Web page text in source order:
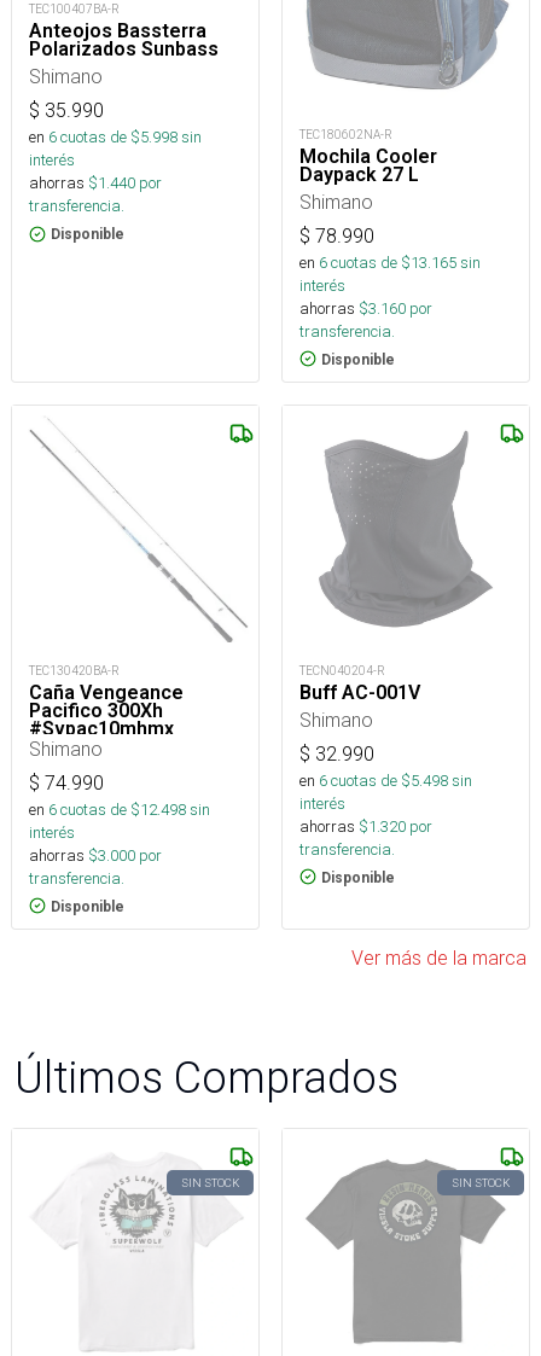
TEC100407BA-R
Anteojos Bassterra
Polarizados Sunbass
Shimano
$ 35.990
en 6cuotas de $5.998sin
interés
ahorras $1.440 por
transferencia.
Disponible
TEC180602NA-R
Mochila Cooler
Daypack 27 L
Shimano
$ 78.990
en 6cuotas de $13.165sin
interés
ahorras $3.160 por
transferencia.
Disponible
TEC130420BA-R
Caña Vengeance
Pacifico 300Xh
#Svpac10mhmx_
Shimano
$ 74.990
en 6cuotas de $12.498sin
interés
ahorras $3.000 por
transferencia.
Disponible
TECN040204-R
Buff AC-001V
Shimano
$ 32.990
en 6cuotas de $5.498sin
interés
ahorras $1.320 por
transferencia.
Disponible
Ver más de la marca
Últimos Comprados
SIN STOCK SIN STOCK